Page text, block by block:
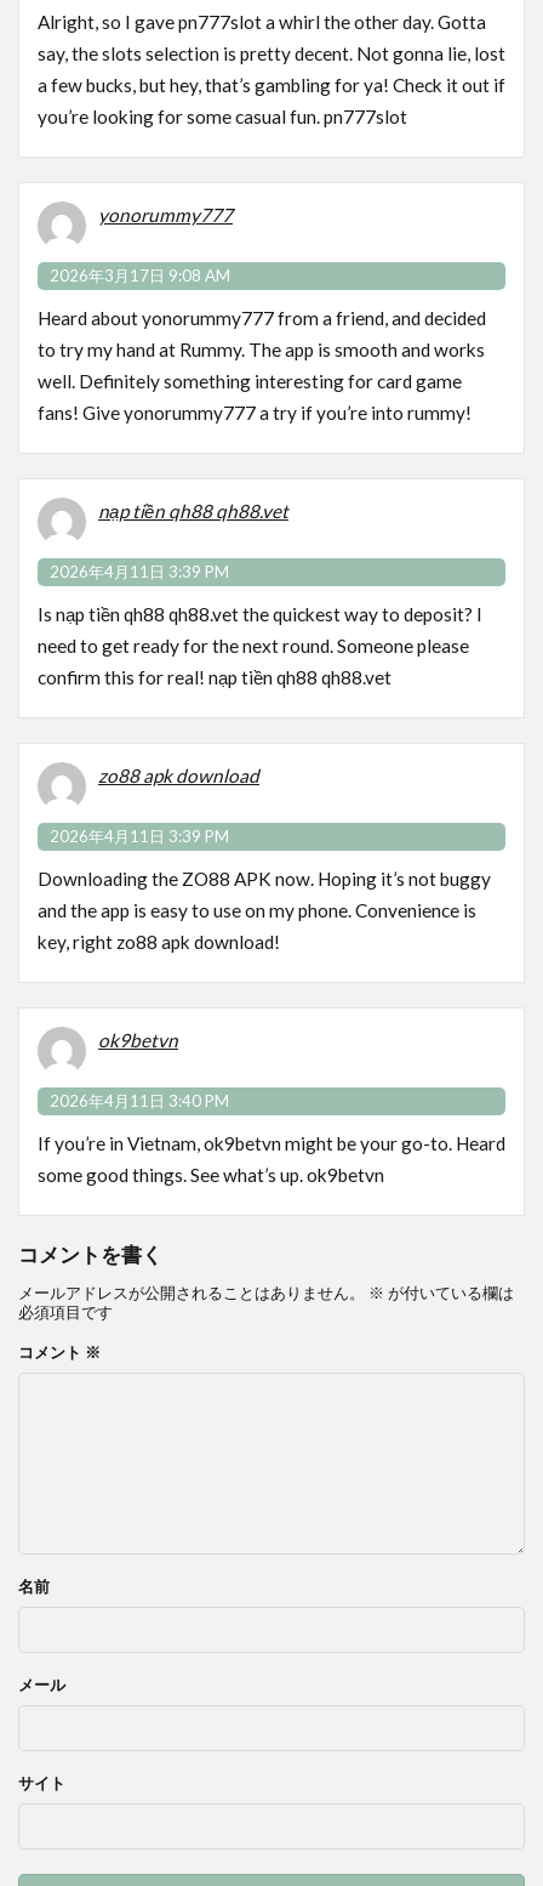
Alright, so I gave pn777slot a whirl the other day. Gotta
say, the slots selection is pretty decent. Not gonna lie, lost
a few bucks, but hey, that’s gambling for ya! Check it out if
you’re looking for some casual fun.pn777slot
yonorummy777
2026年3月17日 9:08 AM
Heard about yonorummy777 from a friend, and decided
to try my hand at Rummy. The app is smooth and works
well. Definitely something interesting for card game
fans! Giveyonorummy777a try if you’re into rummy!
nạp tiền qh88 qh88.vet
2026年4月11日 3:39 PM
Is nạp tiền qh88 qh88.vet the quickest way to deposit? I
need to get ready for the next round. Someone please
confirm this for real! nạp tiền qh88 qh88.vet
zo88 apk download
2026年4月11日 3:39 PM
Downloading the ZO88 APK now. Hoping it’s not buggy
and the app is easy to use on my phone. Convenience is
key, right zo88 apk download!
ok9betvn
2026年4月11日 3:40 PM
If you’re in Vietnam, ok9betvn might be your go-to. Heard
some good things. See what’s up.ok9betvn
コメントを書く
メールアドレスが公開されることはありません。 ※ が付いている欄は
必須項目です
コメント ※
名前
メール
サイト